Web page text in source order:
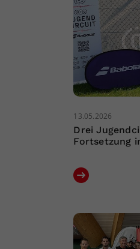
13.05.2026
Drei
Fortsetzung